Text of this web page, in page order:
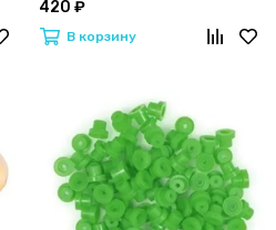
420 ₽
В корзину